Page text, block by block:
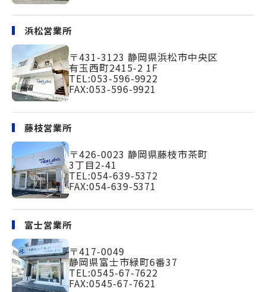
浜松営業所
〒431-3123 静岡県浜松市中央区
有玉西町2415-2 1F
TEL:053-596-9922
FAX:053-596-9921
藤枝営業所
〒426-0023 静岡県藤枝市茶町
3丁目2-41
TEL:054-639-5372
FAX:054-639-5371
富士営業所
〒417-0049
静岡県富士市緑町6番37
TEL:0545-67-7622
FAX:0545-67-7621